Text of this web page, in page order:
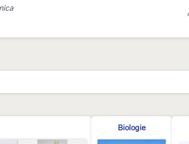
Biologie